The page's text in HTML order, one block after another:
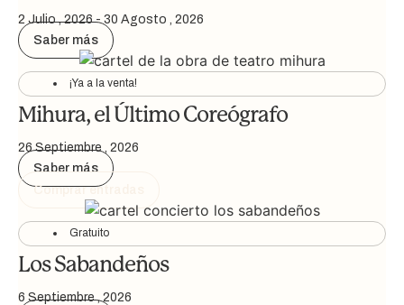
2 Julio , 2026 - 30 Agosto , 2026
Saber más
¡Ya a la venta!
Mihura, el Último Coreógrafo
26 Septiembre , 2026
Saber más
Comprar entradas
Gratuito
Los Sabandeños
6 Septiembre , 2026